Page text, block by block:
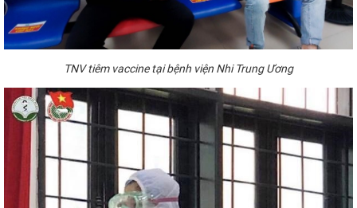
TNV tiêm vaccine tại bệnh viện Nhi Trung Ương